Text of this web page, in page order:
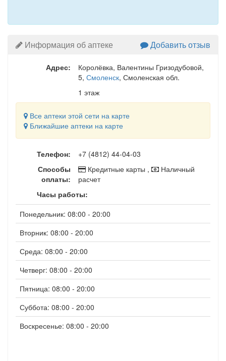
Информация об аптеке Добавить отзыв
Адрес:
Королёвка, Валентины Гризодубовой,
5, Смоленск, Смоленская обл.
1 этаж
Все аптеки этой сети на карте
Ближайшие аптеки на карте
Телефон:
+7 (4812) 44-04-03
Способы
оплаты:
Кредитные карты ,
Наличный
расчет
Часы работы:
Понедельник: 08:00 - 20:00
Вторник: 08:00 - 20:00
Среда: 08:00 - 20:00
Четверг: 08:00 - 20:00
Пятница: 08:00 - 20:00
Суббота: 08:00 - 20:00
Воскресенье: 08:00 - 20:00